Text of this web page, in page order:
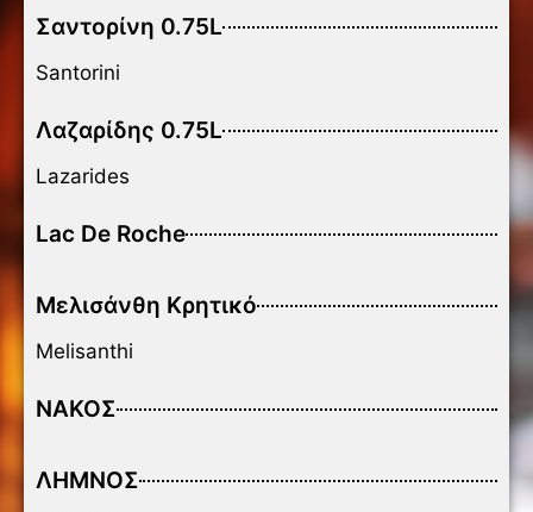
Σαντορίνη 0.75L
Santorini
Λαζαρίδης 0.75L
Lazarides
Lac De Roche
Μελισάνθη Κρητικό
Melisanthi
ΝΑΚΟΣ
ΛΗΜΝΟΣ